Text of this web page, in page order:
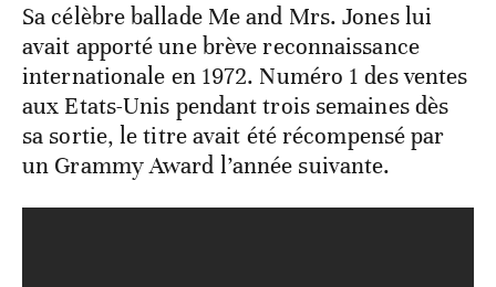
Sa célèbre ballade Me and Mrs. Jones lui
avait apporté une brève reconnaissance
internationale en 1972. Numéro 1 des ventes
aux Etats-Unis pendant trois semaines dès
sa sortie, le titre avait été récompensé par
un Grammy Award l’année suivante.